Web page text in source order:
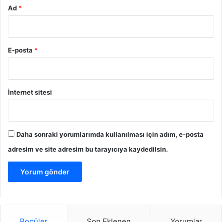
sürecinin anahtarlarıdır.
Ad *
E-posta *
İnternet sitesi
Daha sonraki yorumlarımda kullanılması için adım, e-posta
adresim ve site adresim bu tarayıcıya kaydedilsin.